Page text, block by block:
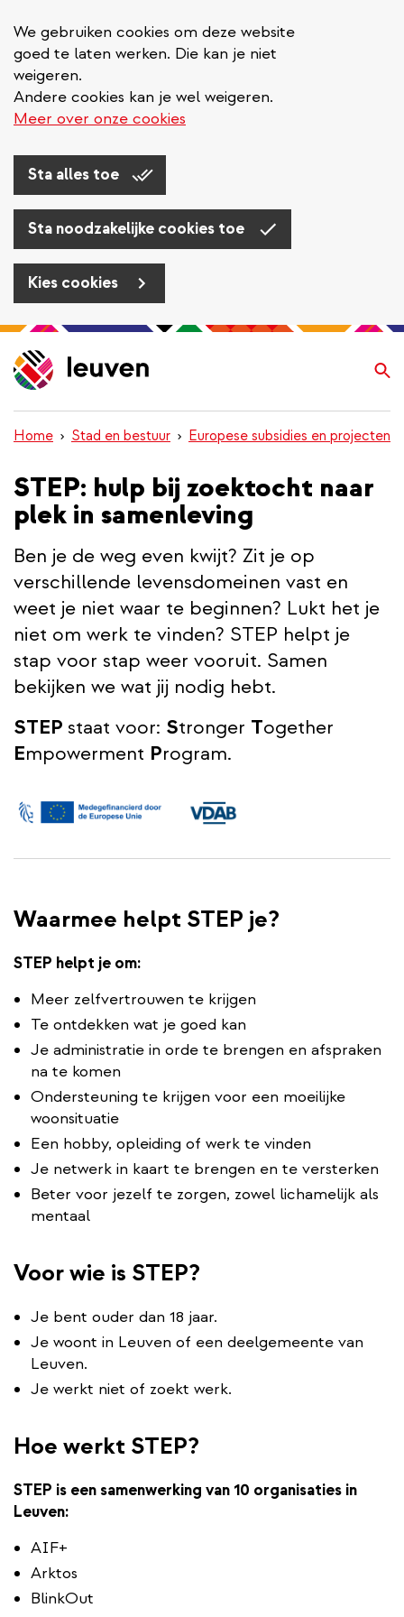
We gebruiken cookies om deze website
goed te laten werken. Die kan je niet
weigeren.
Andere cookies kan je wel weigeren.
Meer over onze cookies
Sta alles toe
Sta noodzakelijke cookies toe
Kies cookies
Overslaan
en
naar
inhoud
gaan
Home Stad en bestuur Europese subsidies en projecten
STEP: hulp bij zoektocht naar
plek in samenleving
Ben je de weg even kwijt? Zit je op
verschillende levensdomeinen vast en
weet je niet waar te beginnen? Lukt het je
niet om werk te vinden? STEP helpt je
stap voor stap weer vooruit. Samen
bekijken we wat jij nodig hebt.
STEP staat voor: Stronger Together
Empowerment Program.
Waarmee helpt STEP je?
STEP helpt je om:
Meer zelfvertrouwen te krijgen
Te ontdekken wat je goed kan
Je administratie in orde te brengen en afspraken
na te komen
Ondersteuning te krijgen voor een moeilijke
woonsituatie
Een hobby, opleiding of werk te vinden
Je netwerk in kaart te brengen en te versterken
Beter voor jezelf te zorgen, zowel lichamelijk als
mentaal
Voor wie is STEP?
Je bent ouder dan 18 jaar.
Je woont in Leuven of een deelgemeente van
Leuven.
Je werkt niet of zoekt werk.
Hoe werkt STEP?
STEP is een samenwerking van 10 organisaties in
Leuven:
AIF+
Arktos
BlinkOut